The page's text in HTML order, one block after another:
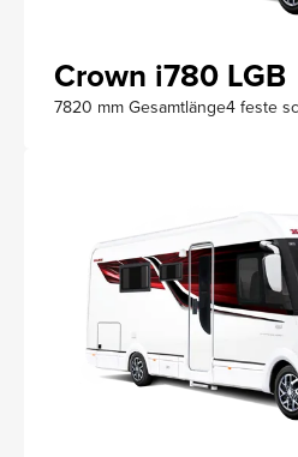
Crown i780 LGB
7820 mm Gesamtlänge4 feste